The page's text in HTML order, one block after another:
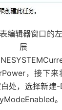
辑器窗口的左
，接下来
处，选择新建-
。